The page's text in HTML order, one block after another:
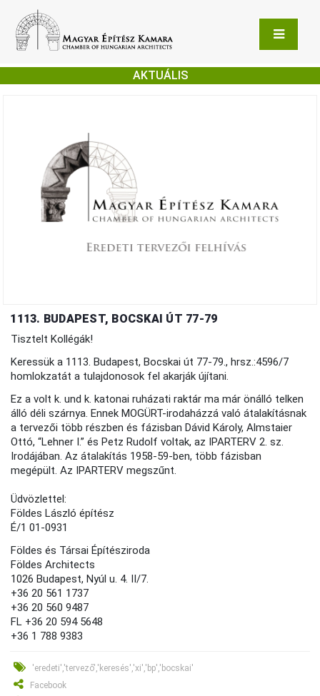
AKTUÁLIS
1113. BUDAPEST, BOCSKAI ÚT 77-79
Tisztelt Kollégák!
Keressük a 1113. Budapest, Bocskai út 77-79., hrsz.:4596/7
homlokzatát a tulajdonosok fel akarják újítani.
Ez a volt k. und k. katonai ruházati raktár ma már önálló telken
álló déli szárnya. Ennek MOGÜRT-irodaházzá való átalakításnak
a tervezői több részben és fázisban Dávid Károly, Almstaier
Ottó, “Lehner I.” és Petz Rudolf voltak, az IPARTERV 2. sz.
Irodájában. Az átalakítás 1958-59-ben, több fázisban
megépült. Az IPARTERV megszűnt.
Üdvözlettel:
Földes László építész
É/1 01-0931
Földes és Társai Építésziroda
Földes Architects
1026 Budapest, Nyúl u. 4. II/7.
+36 20 561 1737
+36 20 560 9487
FL +36 20 594 5648
+36 1 788 9383
'eredeti','tervező','keresés','xi','bp','bocskai'
Facebook